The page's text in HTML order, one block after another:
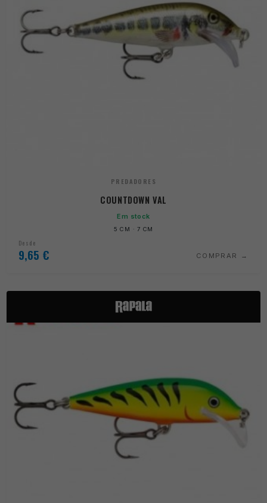
PREDADORES
COUNTDOWN VAL
Em stock
5 CM · 7 CM
Desde
9,65 € COMPRAR